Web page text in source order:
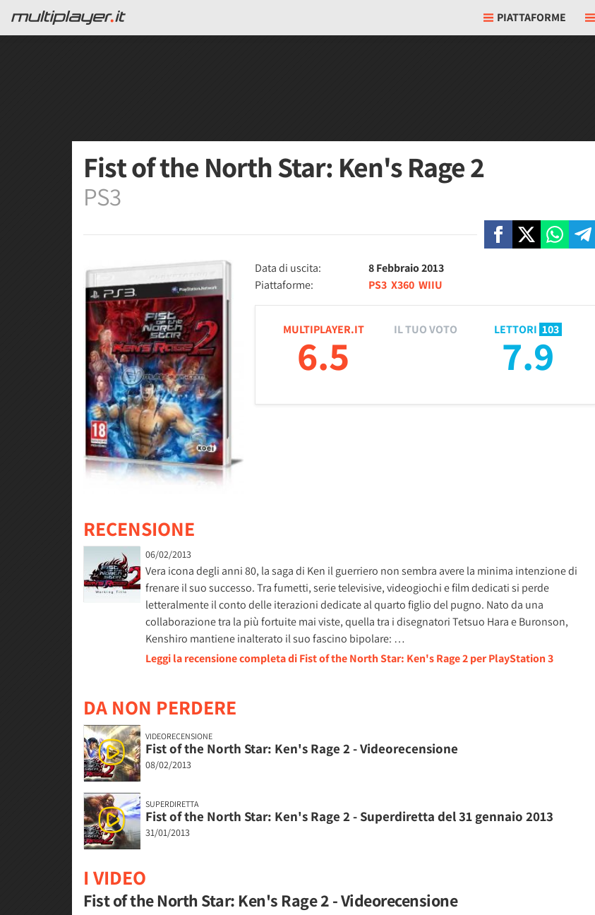
PIATTAFORME
Fist of the North Star: Ken's Rage 2
PS3
Data di uscita:
8 Febbraio 2013
Piattaforme:
PS3 X360 WIIU
MULTIPLAYER.IT
6.5
LETTORI 103
7.9
IL TUO VOTO
RECENSIONE
06/02/2013
Vera icona degli anni 80, la saga di Ken il guerriero non sembra avere la minima intenzione di
frenare il suo successo. Tra fumetti, serie televisive, videogiochi e film dedicati si perde
letteralmente il conto delle iterazioni dedicate al quarto figlio del pugno. Nato da una
collaborazione tra la più fortuite mai viste, quella tra i disegnatori Tetsuo Hara e Buronson,
Kenshiro mantiene inalterato il suo fascino bipolare: …
Leggi la recensione completa di Fist of the North Star: Ken's Rage 2 per PlayStation 3
DA NON PERDERE
VIDEORECENSIONE
Fist of the North Star: Ken's Rage 2 - Videorecensione
08/02/2013
SUPERDIRETTA
Fist of the North Star: Ken's Rage 2 - Superdiretta del 31 gennaio 2013
31/01/2013
I VIDEO
Fist of the North Star: Ken's Rage 2 - Videorecensione